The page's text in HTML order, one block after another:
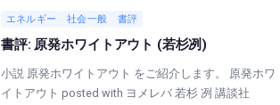
エネルギー 社会一般 書評
書評: 原発ホワイトアウト (若杉冽)
小説 原発ホワイトアウト をご紹介します。 原発ホワ
イトアウト posted with ヨメレバ 若杉 冽 講談社